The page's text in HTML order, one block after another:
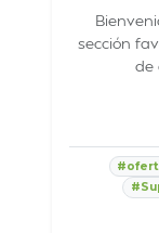
sección
de